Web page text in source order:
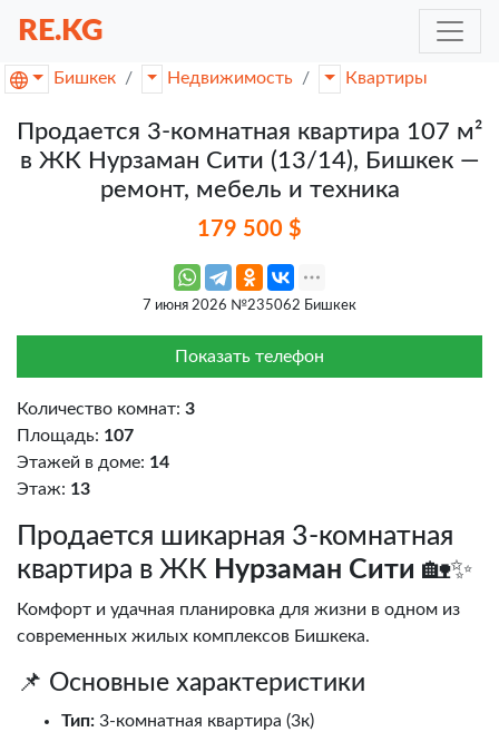
RE.KG
Бишкек Недвижимость Квартиры
Продается 3-комнатная квартира 107 м²
в ЖК Нурзаман Сити (13/14), Бишкек —
ремонт, мебель и техника
179 500 $
7 июня 2026 №235062 Бишкек
Показать телефон
Количество комнат: 3
Площадь: 107
Этажей в доме: 14
Этаж: 13
Продается шикарная 3-комнатная
квартира в ЖК Нурзаман Сити 🏡✨
Комфорт и удачная планировка для жизни в одном из
современных жилых комплексов Бишкека.
📌 Основные характеристики
Тип: 3-комнатная квартира (3к)